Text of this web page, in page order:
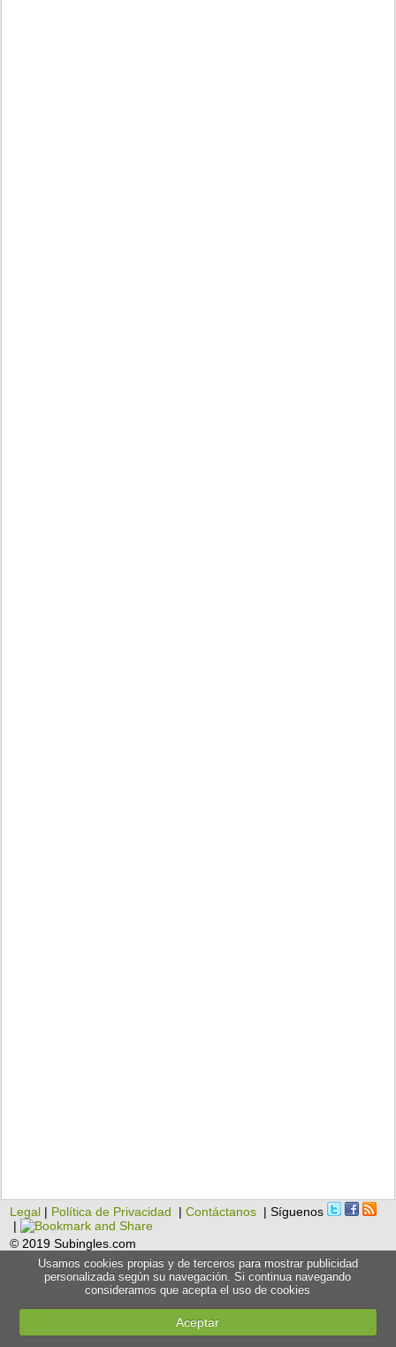
Legal | Política de Privacidad |Contáctanos | Síguenos
|
© 2019 Subingles.com
Usamos cookies propias y de terceros para mostrar publicidad
personalizada según su navegación. Si continua navegando
consideramos que acepta el uso de cookies
Aceptar